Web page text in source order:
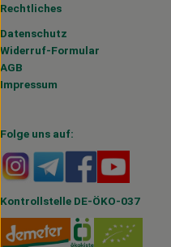
Rechtliches
Datenschutz
Widerruf-Formular
AGB
Impressum
Folge uns auf:
Externer Link zu
Externer Link zu
Externer
Kontrollstelle DE-ÖKO-037